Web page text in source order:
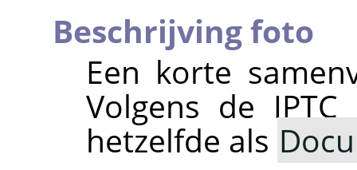
Beschrijving foto
Een korte
Volgens de
hetzelfde als